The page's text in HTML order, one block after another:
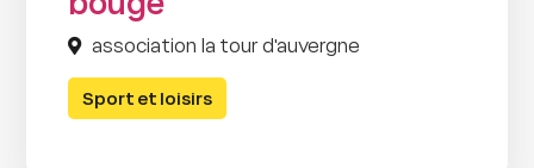
association la tour d'auvergne
Sport et loisirs